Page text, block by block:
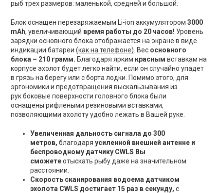
рыб трех размеров: маленькой, средней и большой.
Блок оснащен перезаряжаемым Li-ion аккумулятором3000
mAh, увеличивающий время работы до 20 часов! Уровень
зарядки основного блока отображается на экране в виде
индикации батареи(как на телефоне) Вес основного
блока – 210 грамм. Благодаря ярким краснымвставкам на
корпусе эхолот будет легко найти, если он случайно упадет
в грязь на берегу или с борта лодки. Помимо этого, для
эргономики и предотвращения выскальзывания из
рук боковые поверхности головного блока были
оснащены рифлеными резиновыми вставками,
позволяющими эхолоту удобно лежать в Вашей руке.
Увеличенная дальность сигнала до 300
метров, благодаряусиленной внешней антенне и
беспроводному датчику CWLS Вы
сможетеотыскать рыбу даже на значительном
расстоянии.
Скорость сканирования водоема датчиком
эхолота CWLS достигает 15 раз в секунду,с